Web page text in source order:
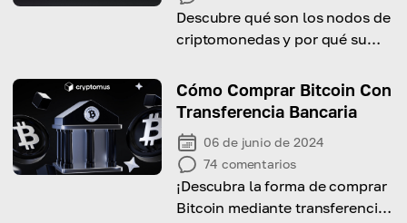
Descubre qué son los nodos de
criptomonedas y por qué su
extremadamente importante.
Cómo Comprar Bitcoin Con
Transferencia Bancaria
06 de junio de 2024
74 comentarios
¡Descubra la forma de comprar
Bitcoin mediante transferencia